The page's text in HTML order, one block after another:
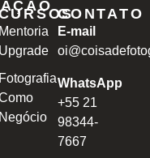
Mentoria
Upgrade
Fotografia
Negócio
CONTATO
E-mail
WhatsApp
+55 21
98344-
7667